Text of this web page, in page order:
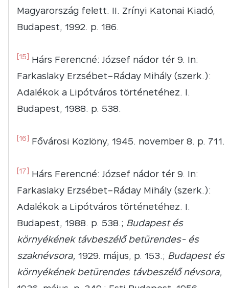
Magyarország felett. II. Zrínyi Katonai Kiadó,
Budapest, 1992. p. 186.
[15]
Hárs Ferencné: József nádor tér 9. In:
Farkaslaky Erzsébet–Ráday Mihály (szerk.):
Adalékok a Lipótváros történetéhez. I.
Budapest, 1988. p. 538.
[16] Fővárosi Közlöny, 1945. november 8. p. 711.
[17]
Hárs Ferencné: József nádor tér 9. In:
Farkaslaky Erzsébet–Ráday Mihály (szerk.):
Adalékok a Lipótváros történetéhez. I.
Budapest, 1988. p. 538.; Budapest és
környékének távbeszélő betürendes- és
szaknévsora, 1929. május, p. 153.; Budapest és
környékének betürendes távbeszélő névsora,